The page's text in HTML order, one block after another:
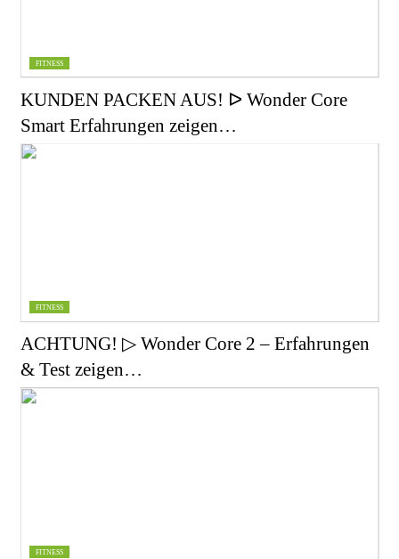
FITNESS
KUNDEN PACKEN AUS! ᐅ Wonder Core
Smart Erfahrungen zeigen…
FITNESS
ACHTUNG! ▷ Wonder Core 2 – Erfahrungen
& Test zeigen…
FITNESS